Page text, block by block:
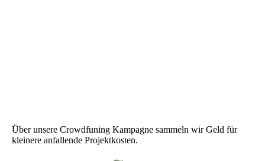
Über unsere Crowdfuning Kampagne sammeln wir Geld für
kleinere anfallende Projektkosten.